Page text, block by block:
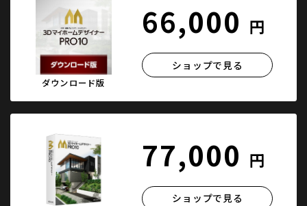
ダウンロード版
66,000 円
ショップで見る
77,000 円
ショップで見る